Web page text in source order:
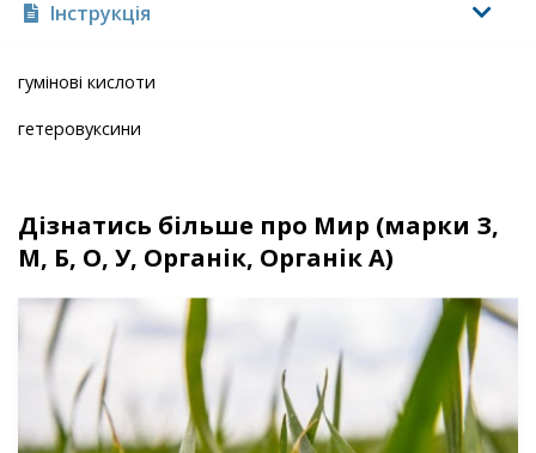
Інструкція
гумінові кислоти
гетеровуксини
Дізнатись більше про Мир (марки З,
М, Б, О, У, Органік, Органік А)